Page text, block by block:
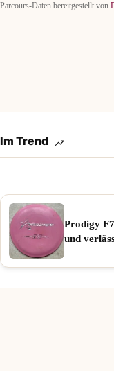
Parcours-Daten bereitgestellt von
Im Trend
Prodigy
und